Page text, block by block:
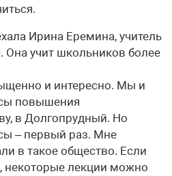
Ирина Еремина, учитель
Она учит школьников более
и интересно. Мы и
повышения
в Долгопрудный. Но
– первый раз. Мне
в такое общество. Если
некоторые лекции можно